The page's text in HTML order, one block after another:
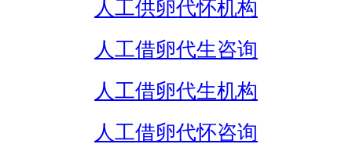
人工供卵代怀机构
人工借卵代生咨询
人工借卵代生机构
人工借卵代怀咨询